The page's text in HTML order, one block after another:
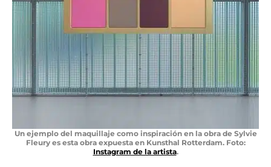
Un ejemplo del maquillaje como inspiración en la obra de Sylvie
Fleury es esta obra expuesta en Kunsthal Rotterdam. Foto:
Instagram de la artista.